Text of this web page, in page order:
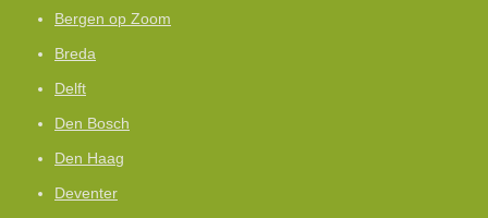
Bergen op Zoom
Breda
Delft
Den Bosch
Den Haag
Deventer